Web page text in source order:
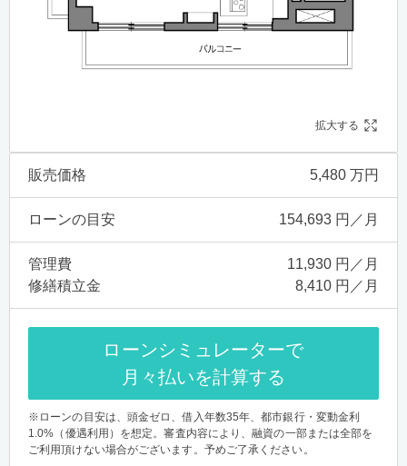
拡大する
販売価格 5,480 万円
ローンの目安 154,693 円／月
管理費
11,930 円／月
修繕積立金
8,410 円／月
ローンシミュレーターで
月々払いを計算する
※ローンの目安は、頭金ゼロ、借入年数35年、都市銀行・変動金利
1.0%（優遇利用）を想定。審査内容により、融資の一部または全部を
ご利用頂けない場合がございます。予めご了承ください。